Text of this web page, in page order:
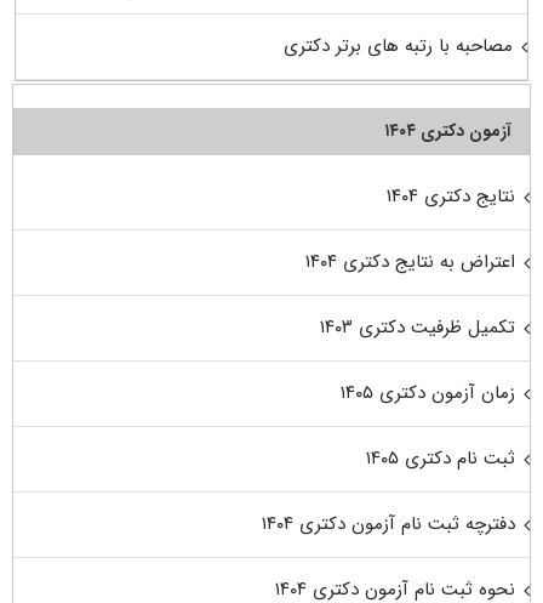
مصاحبه با رتبه های برتر دکتری
آزمون دکتری ۱۴۰۴
نتایج دکتری ۱۴۰۴
اعتراض به نتایج دکتری ۱۴۰۴
تکمیل ظرفیت دکتری ۱۴۰۳
زمان آزمون دکتری ۱۴۰۵
ثبت نام دکتری ۱۴۰۵
دفترچه ثبت نام آزمون دکتری ۱۴۰۴
نحوه ثبت نام آزمون دکتری ۱۴۰۴